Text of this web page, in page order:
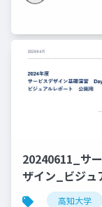
20240611_サ
ザイン_ビジュ
ート_Day2_公
高知大学